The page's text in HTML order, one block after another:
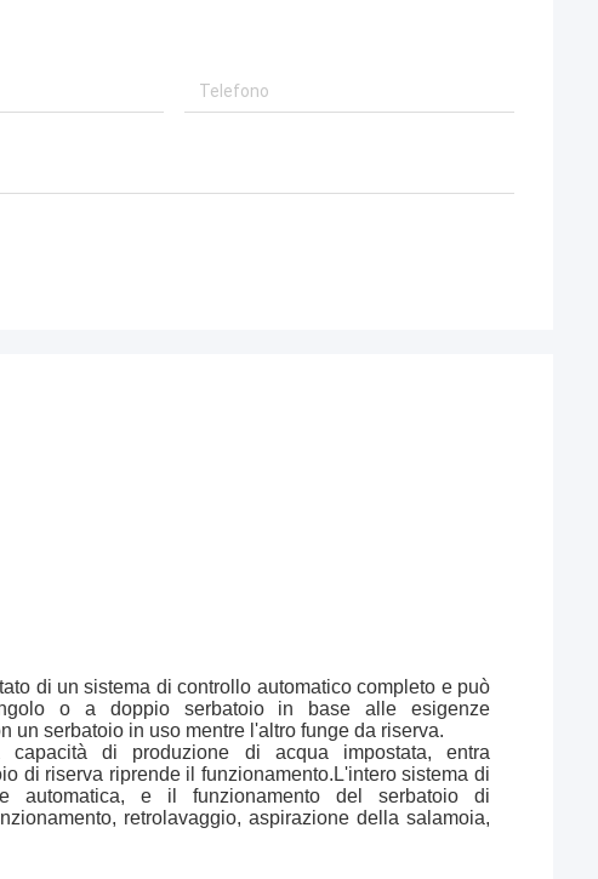
di un sistema di controllo automatico completo e può
o a doppio serbatoio in base alle esigenze
un serbatoio in uso mentre l'altro funge da riserva.
di produzione di acqua impostata, entra
di riserva riprende il funzionamento.L'intero sistema di
automatica, e il funzionamento del serbatoio di
retrolavaggio, aspirazione della salamoia,